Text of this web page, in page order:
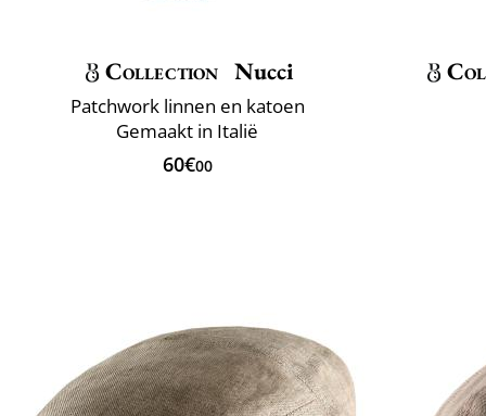
Collection Nucci
Patchwork linnen en katoen
Gemaakt in Italië
60€00